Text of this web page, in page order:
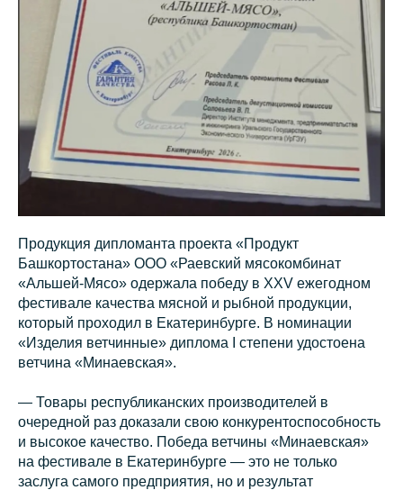
Продукция дипломанта проекта «Продукт
Башкортостана» ООО «Раевский мясокомбинат
«Альшей-Мясо» одержала победу в XXV ежегодном
фестивале качества мясной и рыбной продукции,
который проходил в Екатеринбурге. В номинации
«Изделия ветчинные» диплома I степени удостоена
ветчина «Минаевская».
— Товары республиканских производителей в
очередной раз доказали свою конкурентоспособность
и высокое качество. Победа ветчины «Минаевская»
на фестивале в Екатеринбурге — это не только
заслуга самого предприятия, но и результат